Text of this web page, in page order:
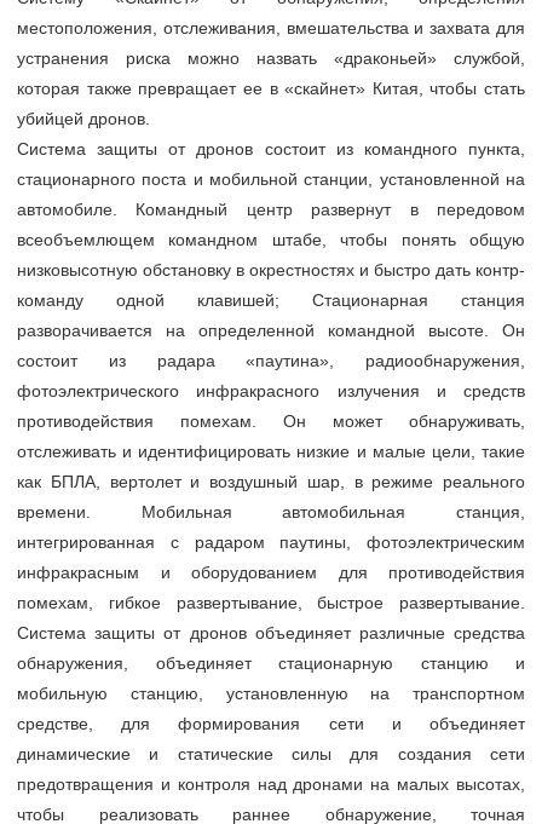
местоположения, отслеживания, вмешательства и захвата для
устранения риска можно назвать «драконьей» службой,
которая также превращает ее в «скайнет» Китая, чтобы стать
убийцей дронов.
Система защиты от дронов состоит из командного пункта,
стационарного поста и мобильной станции, установленной на
автомобиле. Командный центр развернут в передовом
всеобъемлющем командном штабе, чтобы понять общую
низковысотную обстановку в окрестностях и быстро дать контр-
команду одной клавишей; Стационарная станция
разворачивается на определенной командной высоте. Он
состоит из радара «паутина», радиообнаружения,
фотоэлектрического инфракрасного излучения и средств
противодействия помехам. Он может обнаруживать,
отслеживать и идентифицировать низкие и малые цели, такие
как БПЛА, вертолет и воздушный шар, в режиме реального
времени. Мобильная автомобильная станция,
интегрированная с радаром паутины, фотоэлектрическим
инфракрасным и оборудованием для противодействия
помехам, гибкое развертывание, быстрое развертывание.
Система защиты от дронов объединяет различные средства
обнаружения, объединяет стационарную станцию и
мобильную станцию, установленную на транспортном
средстве, для формирования сети и объединяет
динамические и статические силы для создания сети
предотвращения и контроля над дронами на малых высотах,
чтобы реализовать раннее обнаружение, точная